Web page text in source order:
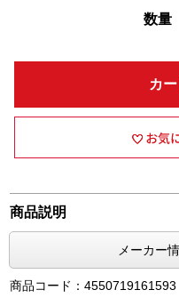
数量
カ
商品説明
メーカー
商品コード：4550719161593